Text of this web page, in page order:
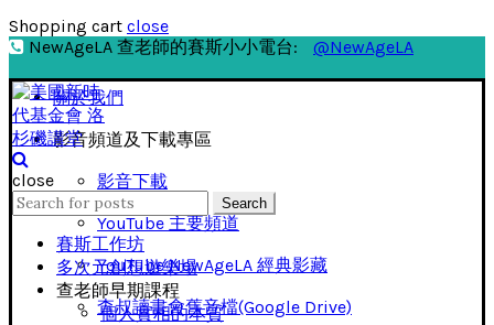
Shopping cart close
NewAgeLA 查老師的賽斯小小電台:
@NewAgeLA
關於我們
影音頻道及下載專區
影音下載
YouTube 主要頻道
YouTube NewAgeLA 經典影藏
查叔讀書會舊音檔(Google Drive)
close
Search
for:
Search
賽斯工作坊
多次元創想遊樂場
查老師早期課程
個人實相的本質